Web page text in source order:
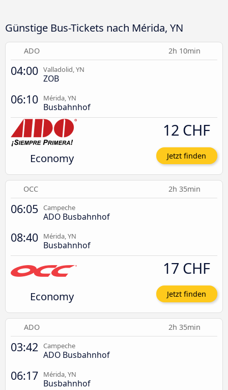
Günstige Bus-Tickets nach Mérida, YN
ADO 2h 10min
04:00 Valladolid, YN
ZOB
06:10 Mérida, YN
Busbahnhof
Economy
12 CHF
Jetzt finden
OCC 2h 35min
06:05 Campeche
ADO Busbahnhof
08:40 Mérida, YN
Busbahnhof
Economy
17 CHF
Jetzt finden
ADO 2h 35min
03:42 Campeche
ADO Busbahnhof
06:17 Mérida, YN
Busbahnhof